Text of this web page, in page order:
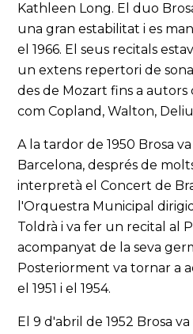
Kathleen Long. El duo
una gran estabilitat i es
el 1966. El seus recitals
un extens repertori de
des de Mozart fins a
com Copland, Walton,
A la tardor de 1950 Brosa
Barcelona, després de
interpretà el Concert de
l'Orquestra Municipal
Toldrà i va fer un recital al
acompanyat de la seva
Posteriorment va tornar a
el 1951 i el 1954.
El 9 d'abril de 1952 Brosa